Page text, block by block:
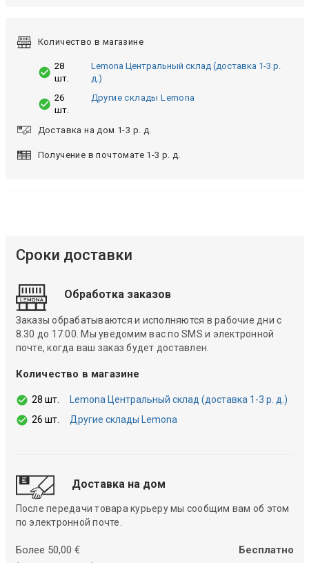
Количество в магазине
28
шт.
Lemona Центральный склад (доставка 1-3 р.
д.)
26
шт.
Другие склады Lemona
Доставка на дом 1-3 р. д.
Получение в почтомате 1-3 р. д.
Сроки доставки
Обработка заказов
Заказы обрабатываются и исполняются в рабочие дни с
8.30 до 17.00. Мы уведомим вас по SMS и электронной
почте, когда ваш заказ будет доставлен.
Количество в магазине
28 шт.
Lemona Центральный склад (доставка 1-3 р. д.)
26 шт.
Другие склады Lemona
Доставка на дом
После передачи товара курьеру мы сообщим вам об этом
по электронной почте.
Более 50,00 € Бесплатно